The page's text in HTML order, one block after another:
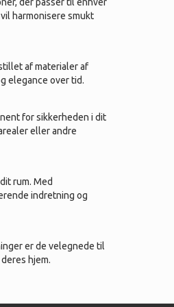
harmonisere smukt
af materialer af
elegance over tid.
for sikkerheden i dit
eller andre
rum. Med
indretning og
er de velegnede til
hjem.